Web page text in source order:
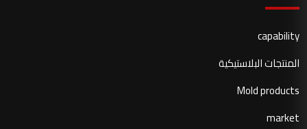
capability
المنتجات البلاستيكية
Mold products
market